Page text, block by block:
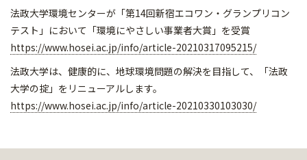
法政大学環境センターが「第14回新宿エコワン・グランプリコン
テスト」において「環境にやさしい事業者大賞」を受賞
https://www.hosei.ac.jp/info/article-20210317095215/
法政大学は、健康的に、地球環境問題の解決を目指して、「法政
大学の掟」をリニューアルします。
https://www.hosei.ac.jp/info/article-20210330103030/